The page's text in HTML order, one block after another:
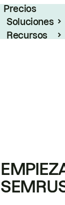
Precios
Soluciones
Recursos